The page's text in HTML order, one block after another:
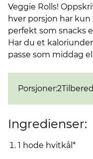
Veggie Rolls!
hver porsjon har kun
perfekt som snacks
Har du et
passe som middag
Porsjoner:2
Ingredienser:
1 hode hvitkål*